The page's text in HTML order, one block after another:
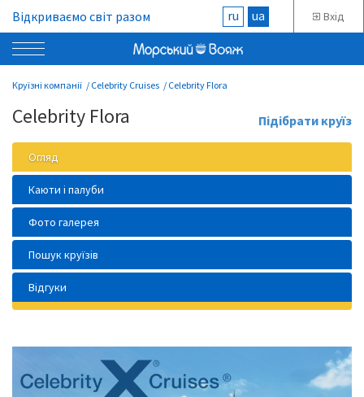
Відкриваємо світ разом ru ua Вхід
Круїзні компанії Celebrity Cruises Celebrity Flora
Celebrity Flora Підібрати круїз
Огляд
Каюти і палуби
Фото галерея
Пошук круїзів
Відгуки